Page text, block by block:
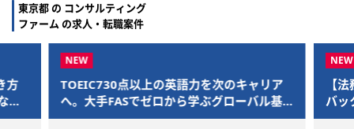
東京都 の コンサルティング
ファーム の求人・転職案件
方
が
ロ
TOEIC730点以上の英語力を次のキャリア
へ。大手FASでゼロから学ぶグローバル基
準のリスク管理
【
バッ
ンで